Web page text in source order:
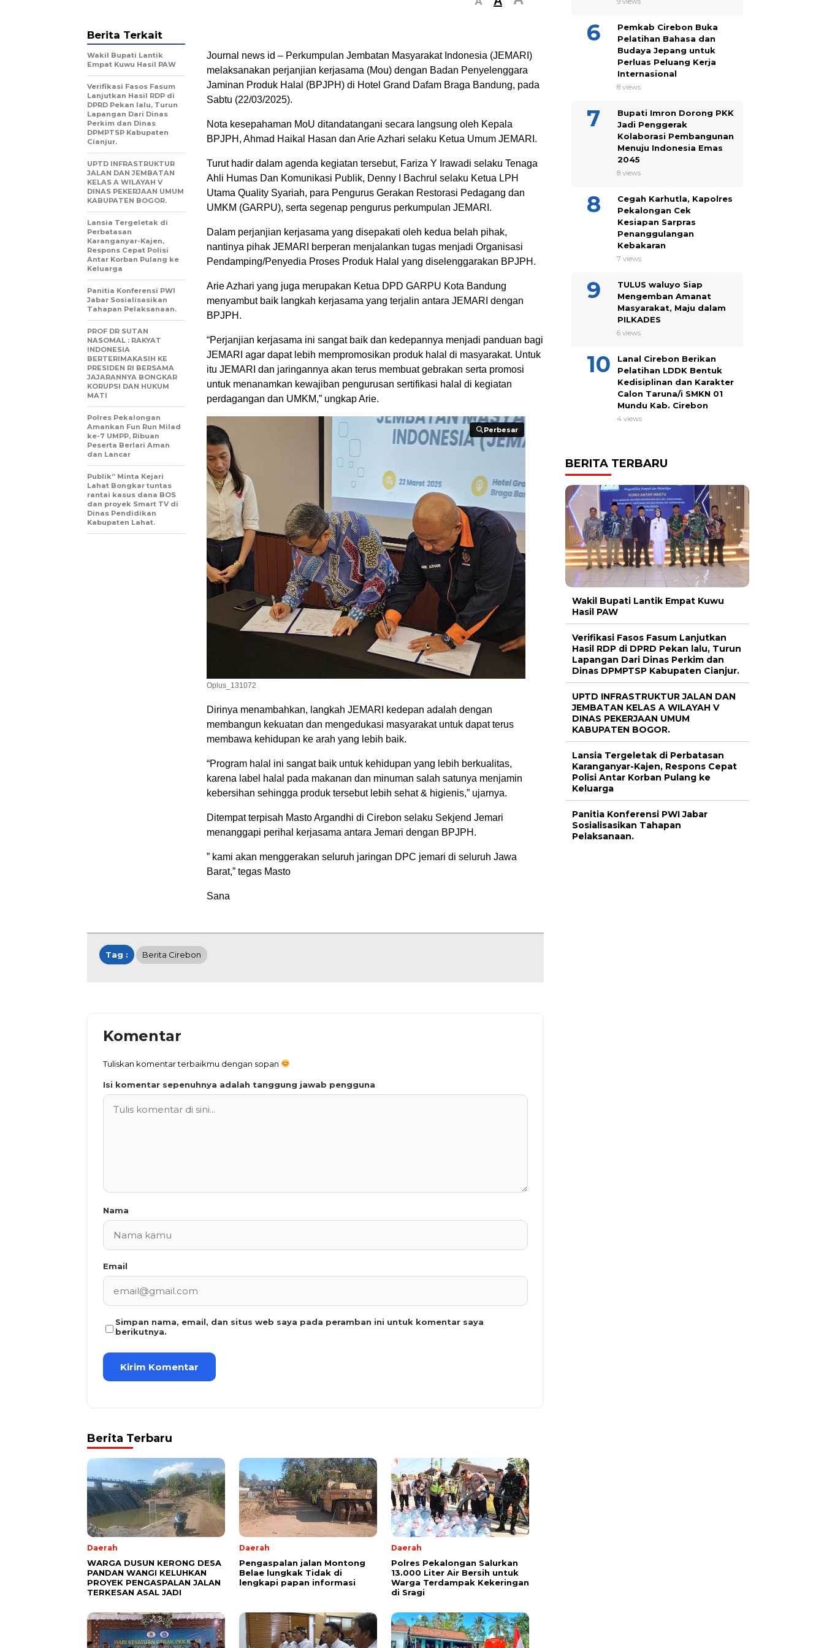
Journal news id – Perkumpulan Jembatan Masyarakat Indonesia (JEMARI)
melaksanakan perjanjian kerjasama (Mou) dengan Badan Penyelenggara
Jaminan Produk Halal (BPJPH) di Hotel Grand Dafam Braga Bandung, pada
Sabtu (22/03/2025).
Nota kesepahaman MoU ditandatangani secara langsung oleh Kepala
BPJPH, Ahmad Haikal Hasan dan Arie Azhari selaku Ketua Umum JEMARI.
Turut hadir dalam agenda kegiatan tersebut, Fariza Y Irawadi selaku Tenaga
Ahli Humas Dan Komunikasi Publik, Denny I Bachrul selaku Ketua LPH
Utama Quality Syariah, para Pengurus Gerakan Restorasi Pedagang dan
UMKM (GARPU), serta segenap pengurus perkumpulan JEMARI.
Dalam perjanjian kerjasama yang disepakati oleh kedua belah pihak,
nantinya pihak JEMARI berperan menjalankan tugas menjadi Organisasi
Pendamping/Penyedia Proses Produk Halal yang diselenggarakan BPJPH.
Arie Azhari yang juga merupakan Ketua DPD GARPU Kota Bandung
menyambut baik langkah kerjasama yang terjalin antara JEMARI dengan
BPJPH.
“Perjanjian kerjasama ini sangat baik dan kedepannya menjadi panduan bagi
JEMARI agar dapat lebih mempromosikan produk halal di masyarakat. Untuk
itu JEMARI dan jaringannya akan terus membuat gebrakan serta promosi
untuk menanamkan kewajiban pengurusan sertifikasi halal di kegiatan
perdagangan dan UMKM,” ungkap Arie.
Perbesar
Perbesar
Oplus_131072
Dirinya menambahkan, langkah JEMARI kedepan adalah dengan
membangun kekuatan dan mengedukasi masyarakat untuk dapat terus
membawa kehidupan ke arah yang lebih baik.
“Program halal ini sangat baik untuk kehidupan yang lebih berkualitas,
karena label halal pada makanan dan minuman salah satunya menjamin
kebersihan sehingga produk tersebut lebih sehat & higienis,” ujarnya.
Ditempat terpisah Masto Argandhi di Cirebon selaku Sekjend Jemari
menanggapi perihal kerjasama antara Jemari dengan BPJPH.
” kami akan menggerakan seluruh jaringan DPC jemari di seluruh Jawa
Barat,” tegas Masto
Sana
Berita Terkait
Wakil Bupati Lantik
Empat Kuwu Hasil PAW
Verifikasi Fasos Fasum
Lanjutkan Hasil RDP di
DPRD Pekan lalu, Turun
Lapangan Dari Dinas
Perkim dan Dinas
DPMPTSP Kabupaten
Cianjur.
UPTD INFRASTRUKTUR
JALAN DAN JEMBATAN
KELAS A WILAYAH V
DINAS PEKERJAAN UMUM
KABUPATEN BOGOR.
Lansia Tergeletak di
Perbatasan
Karanganyar-Kajen,
Respons Cepat Polisi
Antar Korban Pulang ke
Keluarga
Panitia Konferensi PWI
Jabar Sosialisasikan
Tahapan Pelaksanaan.
PROF DR SUTAN
NASOMAL : RAKYAT
INDONESIA
BERTERIMAKASIH KE
PRESIDEN RI BERSAMA
JAJARANNYA BONGKAR
KORUPSI DAN HUKUM
MATI
Polres Pekalongan
Amankan Fun Run Milad
ke-7 UMPP, Ribuan
Peserta Berlari Aman
dan Lancar
Publik” Minta Kejari
Lahat Bongkar tuntas
rantai kasus dana BOS
dan proyek Smart TV di
Dinas Pendidikan
Kabupaten Lahat.
Tag : Berita Cirebon
Komentar
Tuliskan komentar terbaikmu dengan sopan
Isi komentar sepenuhnya adalah tanggung jawab pengguna
Nama
Email
Simpan nama, email, dan situs web saya pada peramban ini untuk komentar saya
berikutnya.
Berita Terbaru
Daerah
WARGA DUSUN KERONG DESA
PANDAN WANGI KELUHKAN
PROYEK PENGASPALAN JALAN
TERKESAN ASAL JADI
Daerah
Pengaspalan jalan Montong
Belae lungkak Tidak di
lengkapi papan informasi
Daerah
Polres Pekalongan Salurkan
13.000 Liter Air Bersih untuk
Warga Terdampak Kekeringan
di Sragi
Pemkab Cirebon Buka
Pelatihan Bahasa dan
Budaya Jepang untuk
Perluas Peluang Kerja
Internasional
8 views
Bupati Imron Dorong PKK
Jadi Penggerak
Kolaborasi Pembangunan
Menuju Indonesia Emas
2045
8 views
Cegah Karhutla, Kapolres
Pekalongan Cek
Kesiapan Sarpras
Penanggulangan
Kebakaran
7 views
TULUS waluyo Siap
Mengemban Amanat
Masyarakat, Maju dalam
PILKADES
6 views
Lanal Cirebon Berikan
Pelatihan LDDK Bentuk
Kedisiplinan dan Karakter
Calon Taruna/i SMKN 01
Mundu Kab. Cirebon
4 views
BERITA TERBARU
Wakil Bupati Lantik Empat Kuwu
Hasil PAW
Verifikasi Fasos Fasum Lanjutkan
Hasil RDP di DPRD Pekan lalu, Turun
Lapangan Dari Dinas Perkim dan
Dinas DPMPTSP Kabupaten Cianjur.
UPTD INFRASTRUKTUR JALAN DAN
JEMBATAN KELAS A WILAYAH V
DINAS PEKERJAAN UMUM
KABUPATEN BOGOR.
Lansia Tergeletak di Perbatasan
Karanganyar-Kajen, Respons Cepat
Polisi Antar Korban Pulang ke
Keluarga
Panitia Konferensi PWI Jabar
Sosialisasikan Tahapan
Pelaksanaan.